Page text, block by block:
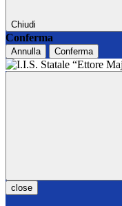
Chiudi
Conferma
Annulla Conferma
close